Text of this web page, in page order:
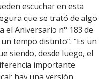
escuchar en esta
que se trató de algo
el Aniversario n° 183 de
tempo distinto”. “Es un
siendo, desde luego, el
importante
hay una versión